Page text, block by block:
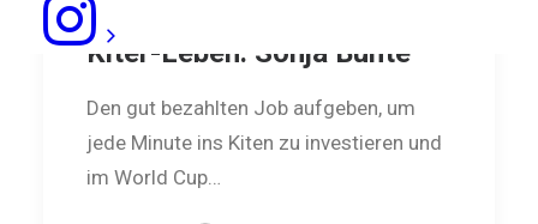
Tausche Karriere gegen
Kiter-Leben: Sonja Bunte
Den gut bezahlten Job aufgeben, um
jede Minute ins Kiten zu investieren und
im World Cup…